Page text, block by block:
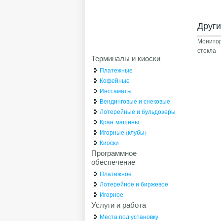
стекла
Терминалы и киоски
Платежные
Кофейные
Инстаматы
Вендинговые и снековые
Лотерейные и бульдозеры
Кран-машины
Игорные (клубы)
Киоски
Программное
обеспечение
Платежное
Лотерейное и биржевое
Игорное
Услуги и работа
Места под установку